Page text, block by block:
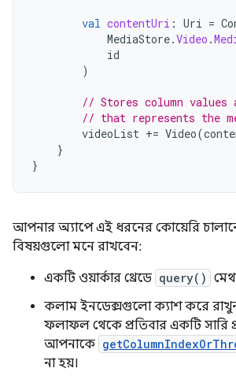
val contentUri : Uri =
MediaStore.Video .
id
)
// Stores column
// that represents the
videoList += Video(
}
}
আপনার অ্যাপে এই ধরনের কোয়েরি
বিষয়গুলো মনে রাখবেন:
একটি ওয়ার্কার থ্রেডে query()
কলাম ইনডেক্সগুলো ক্যাশ করে
ফলাফল থেকে প্রতিবার একটি সারি
আপনাকে
না হয়।